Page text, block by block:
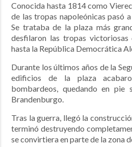
Conocida hasta 1814 como
de las tropas napoleónicas pasó
Se trataba de la plaza más
desfilaron las tropas victoriosas
hasta la República Democrática
Durante los últimos años de la
edificios de la plaza
bombardeos, quedando en pie
Brandenburgo.
Tras la guerra, llegó la
terminó destruyendo
se convirtiera en parte de la zona